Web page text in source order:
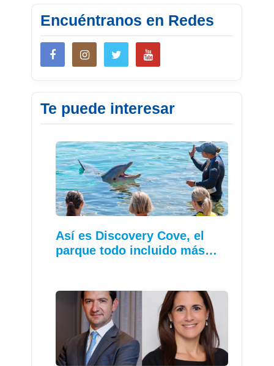
Encuéntranos en Redes
Te puede interesar
Así es Discovery Cove, el
parque todo incluido más…